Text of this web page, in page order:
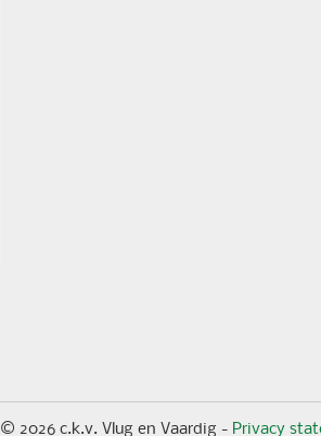
© 2026 c.k.v. Vlug en Vaardig - Privacy